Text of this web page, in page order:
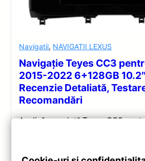
Navigatii, NAVIGATII LEXUS
Navigație Teyes CC3
2015-2022 6+128GB
Recenzie Detaliată,
Recomandări
Analiză completă Teyes CC3